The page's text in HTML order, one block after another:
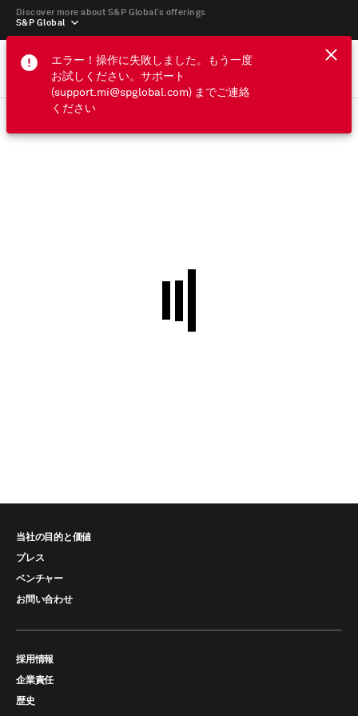
エラー！操作に失敗しました。もう一度
お試しください。サポート
(support.mi@spglobal.com) までご連絡
ください
S&P Global
Discover more about S&P Global’s offerings
当社の目的と価値
プレス
ベンチャー
お問い合わせ
採用情報
企業責任
歴史